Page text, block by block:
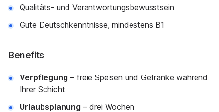
Qualitäts- und Verantwortungsbewusstsein
Gute Deutschkenntnisse, mindestens B1
Benefits
Verpflegung – freie Speisen und Getränke während
Ihrer Schicht
Urlaubsplanung – drei Wochen